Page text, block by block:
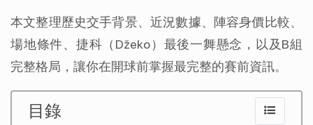
本文整理歷史交手背景、近況數據、陣容身價比較、
場地條件、捷科（Džeko）最後一舞懸念，以及B組
完整格局，讓你在開球前掌握最完整的賽前資訊。
目錄